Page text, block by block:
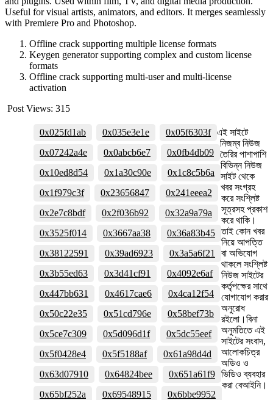
Useful for visual artists, animators, and editors. It merges seamlessly
with Premiere Pro and Photoshop.
Offline crack supporting multiple license formats
Keygen generator supporting complex and custom license
formats
Offline crack supporting multi-user and multi-license
activation
Post Views: 315
0x025fd1ab 0x035e3e1e
0x05f6303f
0x07242a4e
0x0abcb6e7
0x0fb4db09
0x10ed8d54
0x1a30c90e
0x1c8c5b6a
0x1f979c3f
0x23656847
0x241eeea2
0x2e7c8bdf
0x2f036b92
0x32a9a79a
0x3525f014
0x3667aa38
0x36a83b45
0x38122591
0x39ad6923
0x3a5a6f21
0x3b55ed63
0x3d41cf91
0x4092e6af
0x447bb631
0x4617cae6
0x4ca12f54
0x50c22e35
0x51cd796e
0x58bef73b
0x5ce7c309
0x5d096d1f
0x5dc55eef
0x5f0428e4
0x5f5188af
0x61a98d4d
0x63d07910
0x64824bee
0x651a61f9
0x65bf252a
0x69548915
0x6bbe9952
এই সাইটে
নিজম্ব নিউজ
তৈরির পাশাপাশি
বিভিন্ন নিউজ
সাইট থেকে
খবর সংগ্রহ
করে সংশ্লিষ্ট
সূত্রসহ প্রকাশ
করে থাকি।
তাই কোন খবর
নিয়ে আপত্তি
বা অভিযোগ
থাকলে সংশ্লিষ্ট
নিউজ সাইটের
কর্তৃপক্ষের সাথে
যোগাযোগ করার
অনুরোধ
রইলো।বিনা
অনুমতিতে এই
সাইটের সংবাদ,
আলোকচিত্র
অডিও ও
ভিডিও ব্যবহার
করা বেআইনি।